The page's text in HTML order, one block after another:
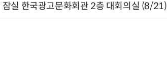
실 한국광고문화회관 2층 대회의실 (8/21)